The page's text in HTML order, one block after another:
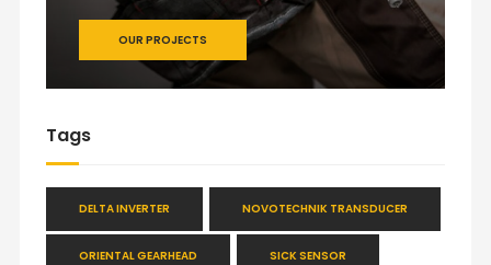
OUR PROJECTS
Tags
DELTA INVERTER NOVOTECHNIK TRANSDUCER
ORIENTAL GEARHEAD SICK SENSOR